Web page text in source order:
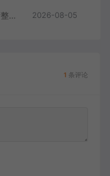
爱游网单亲测【天堂2单机版】最新整理水龙法利昂带假人商业端制作单机 内置多功能GM控制台 可发物品装备 虚拟机一键端 视频安装教学 2026-08-05
1 条评论